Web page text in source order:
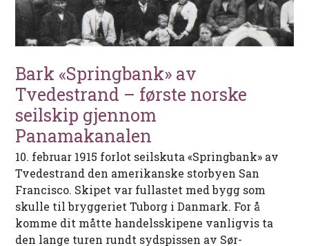
Bark «Springbank» av
Tvedestrand – første norske
seilskip gjennom
Panamakanalen
10. februar 1915 forlot seilskuta «Springbank» av
Tvedestrand den amerikanske storbyen San
Francisco. Skipet var fullastet med bygg som
skulle til bryggeriet Tuborg i Danmark. For å
komme dit måtte handelsskipene vanligvis ta
den lange turen rundt sydspissen av Sør-